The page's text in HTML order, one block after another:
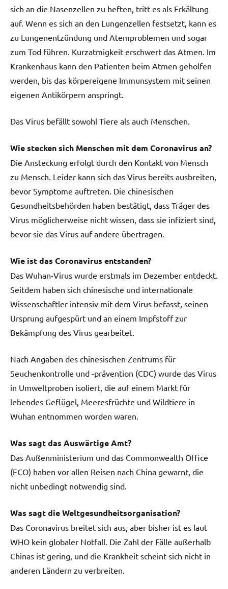
sich an die Nasenzellen zu heften, tritt es als Erkältung
auf. Wenn es sich an den Lungenzellen festsetzt, kann es
zu Lungenentzündung und Atemproblemen und sogar
zum Tod führen. Kurzatmigkeit erschwert das Atmen. Im
Krankenhaus kann den Patienten beim Atmen geholfen
werden, bis das körpereigene Immunsystem mit seinen
eigenen Antikörpern anspringt.
Das Virus befällt sowohl Tiere als auch Menschen.
Wie stecken sich Menschen mit dem Coronavirus an?
Die Ansteckung erfolgt durch den Kontakt von Mensch
zu Mensch. Leider kann sich das Virus bereits ausbreiten,
bevor Symptome auftreten. Die chinesischen
Gesundheitsbehörden haben bestätigt, dass Träger des
Virus möglicherweise nicht wissen, dass sie infiziert sind,
bevor sie das Virus auf andere übertragen.
Wie ist das Coronavirus entstanden?
Das Wuhan-Virus wurde erstmals im Dezember entdeckt.
Seitdem haben sich chinesische und internationale
Wissenschaftler intensiv mit dem Virus befasst, seinen
Ursprung aufgespürt und an einem Impfstoff zur
Bekämpfung des Virus gearbeitet.
Nach Angaben des chinesischen Zentrums für
Seuchenkontrolle und -prävention (CDC) wurde das Virus
in Umweltproben isoliert, die auf einem Markt für
lebendes Geflügel, Meeresfrüchte und Wildtiere in
Wuhan entnommen worden waren.
Was sagt das Auswärtige Amt?
Das Außenministerium und das Commonwealth Office
(FCO) haben vor allen Reisen nach China gewarnt, die
nicht unbedingt notwendig sind.
Was sagt die Weltgesundheitsorganisation?
Das Coronavirus breitet sich aus, aber bisher ist es laut
WHO kein globaler Notfall. Die Zahl der Fälle außerhalb
Chinas ist gering, und die Krankheit scheint sich nicht in
anderen Ländern zu verbreiten.